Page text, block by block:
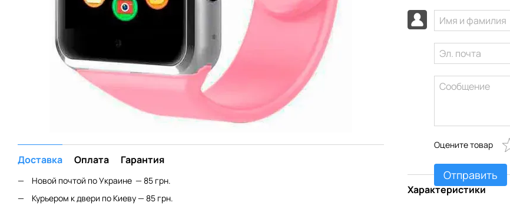
Доставка Оплата Гарантия
Новой почтой по Украине — 85 грн.
Курьером к двери по Киеву — 85 грн.
Оцените товар
Отправить
Характеристики